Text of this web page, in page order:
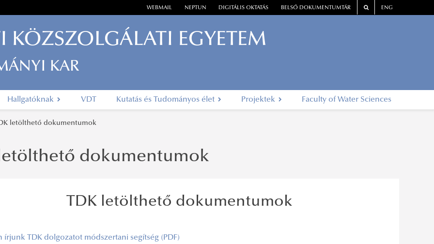
WEBMAIL NEPTUN DIGITÁLIS OKTATÁS BELSŐ DOKUMENTUMTÁR ENG
KÖZSZOLGÁLATI EGYETEM
KAR
Hallgatóknak VDT Kutatás és Tudományos élet Projektek Faculty of Water Sciences
letölthető dokumentumok
dokumentumok
TDK letölthető dokumentumok
írjunk TDK dolgozatot módszertani segítség (PDF)